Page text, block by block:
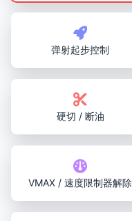
弹射起步控制
硬切 / 断油
VMAX / 速度限制器解除